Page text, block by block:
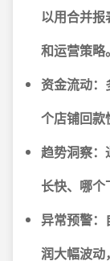
以用合并
和运营策略。
资金流动：
个店铺回款
趋势洞察：
长快、哪个
异常预警：
润大幅波动